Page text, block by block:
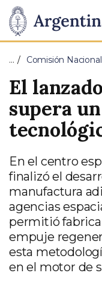
Presidencia
de
la
Nación
Pasar al contenido
… Comisión
El
supera
En el centro
finalizó el
manufactura
agencias
permitió
empuje
esta
en el motor de